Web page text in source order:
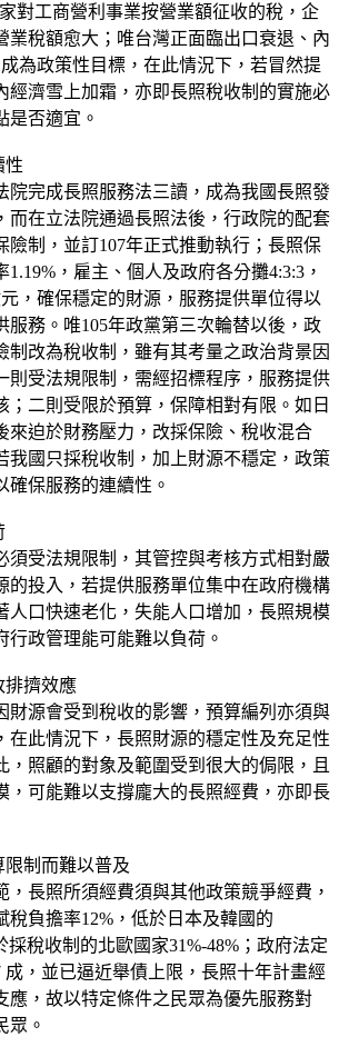
家對工商營利事業按營業額征收的稅，企
業稅額愈大；唯台灣正面臨出口衰退、內
為政策性目標，在此情況下，若冒然提
經濟雪上加霜，亦即長照稅收制的實施必
是否適宜。
性
院完成長照服務法三讀，成為我國長照發
而在立法院通過長照法後，行政院的配套
險制，並訂107年正式推動執行；長照保
，雇主、個人及政府各分攤4:3:3，
，確保穩定的財源，服務提供單位得以
服務。唯105年政黨第三次輪替以後，政
制改為稅收制，雖有其考量之政治背景因
則受法規限制，需經招標程序，服務提供
；二則受限於預算，保障相對有限。如日
來迫於財務壓力，改採保險、稅收混合
我國只採稅收制，加上財源不穩定，政策
確保服務的連續性。
須受法規限制，其管控與考核方式相對嚴
的投入，若提供服務單位集中在政府機構
人口快速老化，失能人口增加，長照規模
行政管理能可能難以負荷。
排擠效應
財源會受到稅收的影響，預算編列亦須與
在此情況下，長照財源的穩定性及充足性
，照顧的對象及範圍受到很大的侷限，且
，可能難以支撐龐大的長照經費，亦即長
限制而難以普及
，長照所須經費須與其他政策競爭經費，
稅負擔率12%，低於日本及韓國的
採稅收制的北歐國家31%-48%；政府法定
成，並已逼近舉債上限，長照十年計畫經
應，故以特定條件之民眾為優先服務對
眾。